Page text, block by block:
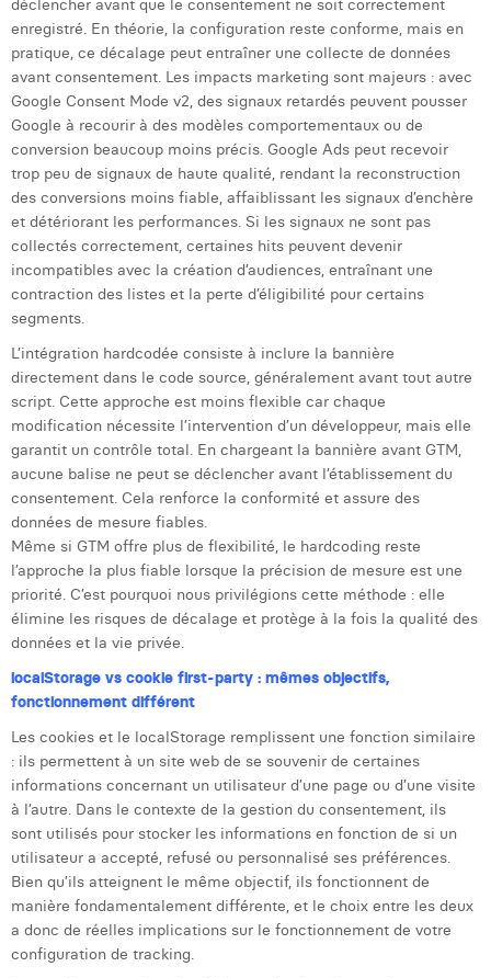
déclencher avant que le consentement ne soit correctement
enregistré. En théorie, la configuration reste conforme, mais en
pratique, ce décalage peut entraîner une collecte de données
avant consentement. Les impacts marketing sont majeurs : avec
Google Consent Mode v2, des signaux retardés peuvent pousser
Google à recourir à des modèles comportementaux ou de
conversion beaucoup moins précis. Google Ads peut recevoir
trop peu de signaux de haute qualité, rendant la reconstruction
des conversions moins fiable, affaiblissant les signaux d’enchère
et détériorant les performances. Si les signaux ne sont pas
collectés correctement, certaines hits peuvent devenir
incompatibles avec la création d’audiences, entraînant une
contraction des listes et la perte d’éligibilité pour certains
segments.
L’intégration hardcodée consiste à inclure la bannière
directement dans le code source, généralement avant tout autre
script. Cette approche est moins flexible car chaque
modification nécessite l’intervention d’un développeur, mais elle
garantit un contrôle total. En chargeant la bannière avant GTM,
aucune balise ne peut se déclencher avant l’établissement du
consentement. Cela renforce la conformité et assure des
données de mesure fiables.
Même si GTM offre plus de flexibilité, le hardcoding reste
l’approche la plus fiable lorsque la précision de mesure est une
priorité. C’est pourquoi nous privilégions cette méthode : elle
élimine les risques de décalage et protège à la fois la qualité des
données et la vie privée.
localStorage vs cookie first-party : mêmes objectifs,
fonctionnement différent
Les cookies et le localStorage remplissent une fonction similaire
: ils permettent à un site web de se souvenir de certaines
informations concernant un utilisateur d’une page ou d’une visite
à l’autre. Dans le contexte de la gestion du consentement, ils
sont utilisés pour stocker les informations en fonction de si un
utilisateur a accepté, refusé ou personnalisé ses préférences.
Bien qu’ils atteignent le même objectif, ils fonctionnent de
manière fondamentalement différente, et le choix entre les deux
a donc de réelles implications sur le fonctionnement de votre
configuration de tracking.